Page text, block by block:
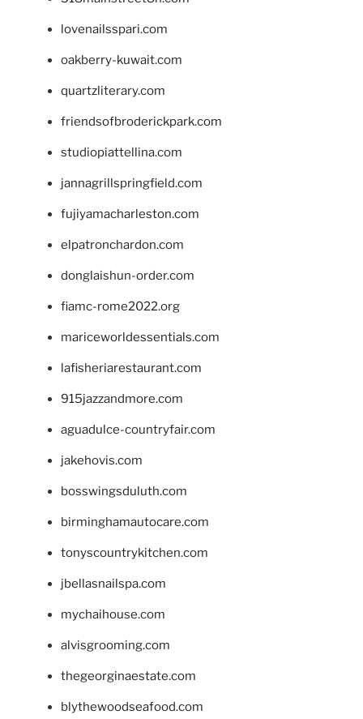
lovenailsspari.com
oakberry-kuwait.com
quartzliterary.com
friendsofbroderickpark.com
studiopiattellina.com
jannagrillspringfield.com
fujiyamacharleston.com
elpatronchardon.com
donglaishun-order.com
fiamc-rome2022.org
mariceworldessentials.com
lafisheriarestaurant.com
915jazzandmore.com
aguadulce-countryfair.com
jakehovis.com
bosswingsduluth.com
birminghamautocare.com
tonyscountrykitchen.com
jbellasnailspa.com
mychaihouse.com
alvisgrooming.com
thegeorginaestate.com
blythewoodseafood.com